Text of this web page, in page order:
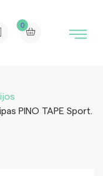
0
PINO TAPE Sport.